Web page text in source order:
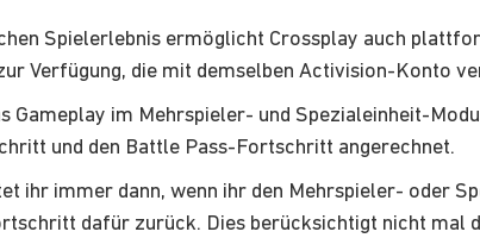
Spielerlebnis ermöglicht Crossplay auch
Verfügung, die mit demselben Activision-Konto
Gameplay im Mehrspieler- und Spezialeinheit-
und den Battle Pass-Fortschritt angerechnet.
ihr immer dann, wenn ihr den Mehrspieler- oder
dafür zurück. Dies berücksichtigt nicht mal